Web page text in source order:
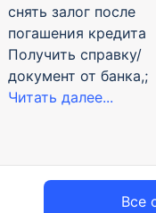
Все
снять залог после
погашения кредита
Получить справку/
документ от банка,;
Читать далее...